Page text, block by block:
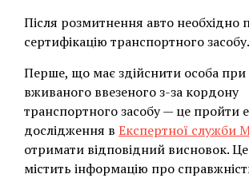
Після розмитнення авто необхідно
сертифікацію транспортного засобу.
Перше, що має здійснити особа при
вживаного ввезеного з-за кордону
транспортного засобу — це пройти
дослідження в Експертної служби
отримати відповідний висновок.
містить інформацію про